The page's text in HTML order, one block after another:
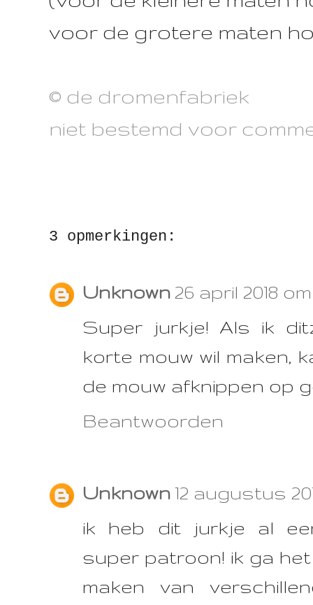
voor de grotere maten
© de dromenfabriek
niet bestemd voor
3 opmerkingen:
Unknown 26 april 2018 om
Super jurkje! Als ik
korte mouw wil maken,
de mouw afknippen op
Beantwoorden
Unknown 12 augustus
ik heb dit jurkje al
super patroon! ik ga
maken van